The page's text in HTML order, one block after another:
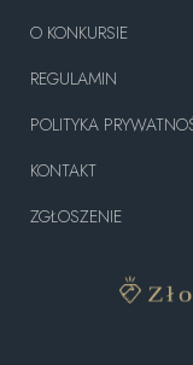
O KONKURSIE
REGULAMIN
POLITYKA
KONTAKT
ZGŁOSZENIE